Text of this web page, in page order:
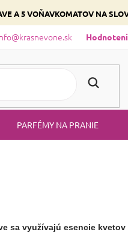
A 5 VOŇAVKOMATOV NA
vôní Vyberte si podľa
PARFÉMY NA PRANIE
sa využívajú esencie kvetov